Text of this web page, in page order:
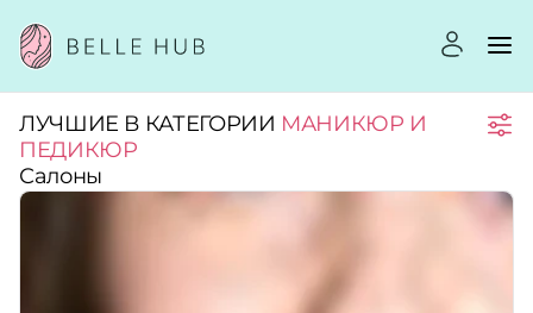
Город:
ЛУЧШИЕ В КАТЕГОРИИ МАНИКЮР И
ПЕДИКЮР
Салоны